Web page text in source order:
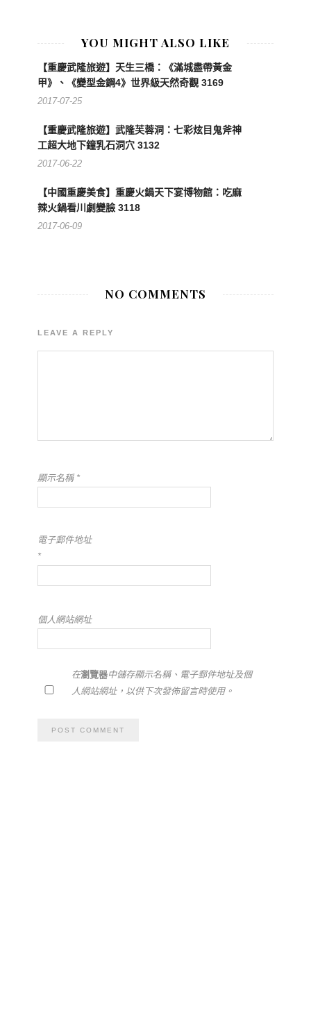
YOU MIGHT ALSO LIKE
【重慶武隆旅遊】天生三橋：《滿城盡帶黃金
甲》、《變型金鋼4》世界級天然奇觀 3169
2017-07-25
【重慶武隆旅遊】武隆芙蓉洞：七彩炫目鬼斧神
工超大地下鐘乳石洞穴 3132
2017-06-22
【中國重慶美食】重慶火鍋天下宴博物館：吃麻
辣火鍋看川劇變臉 3118
2017-06-09
NO COMMENTS
LEAVE A REPLY
顯示名稱 *
電子郵件地址
*
個人網站網址
在瀏覽器中儲存顯示名稱、電子郵件地址及個
人網站網址，以供下次發佈留言時使用。